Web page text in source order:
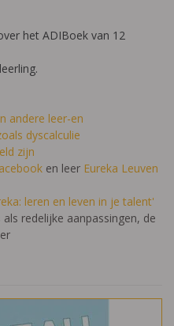
het ADIBoek van 12
andere leer-en
dyscalculie
zijn
en leer Eureka Leuven
leren en leven in je talent'
redelijke aanpassingen, de